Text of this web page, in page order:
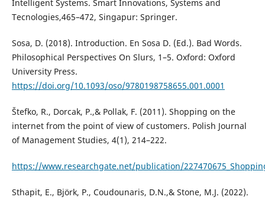
Intelligent Systems. Smart Innovations, Systems and
Tecnologies,465–472, Singapur: Springer.
Sosa, D. (2018). Introduction. En Sosa D. (Ed.). Bad Words.
Philosophical Perspectives On Slurs, 1–5. Oxford: Oxford
University Press.
https://doi.org/10.1093/oso/9780198758655.001.0001
Štefko, R., Dorcak, P.,& Pollak, F. (2011). Shopping on the
internet from the point of view of customers. Polish Journal
of Management Studies, 4(1), 214–222.
https://www.researchgate.net/publication/
Sthapit, E., Björk, P., Coudounaris, D.N.,& Stone, M.J. (2022).